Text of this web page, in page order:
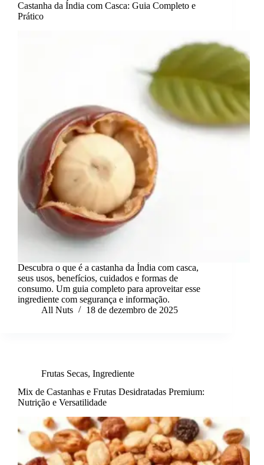
Castanha da Índia com Casca: Guia Completo e
Prático
Descubra o que é a castanha da Índia com casca,
seus usos, benefícios, cuidados e formas de
consumo. Um guia completo para aproveitar esse
ingrediente com segurança e informação.
All Nuts
18 de dezembro de 2025
Frutas Secas, Ingrediente
Mix de Castanhas e Frutas Desidratadas Premium:
Nutrição e Versatilidade